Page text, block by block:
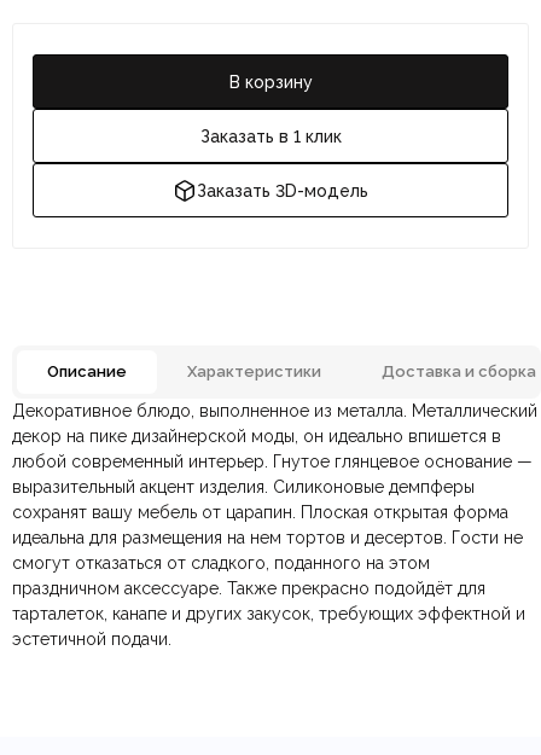
В корзину
Заказать в 1 клик
Заказать 3D-модель
Описание Характеристики Доставка и сборка
Декоративное блюдо, выполненное из металла. Металлический
декор на пике дизайнерской моды, он идеально впишется в
любой современный интерьер. Гнутое глянцевое основание —
выразительный акцент изделия. Силиконовые демпферы
сохранят вашу мебель от царапин. Плоская открытая форма
идеальна для размещения на нем тортов и десертов. Гости не
смогут отказаться от сладкого, поданного на этом
праздничном аксессуаре. Также прекрасно подойдёт для
тарталеток, канапе и других закусок, требующих эффектной и
эстетичной подачи.
Размеры ШxГxВ 320х320х70мм.
Страна производитель Китай
Материал
Серебро
По всей России: отправляем через транспортную
компаниюСДЭК . Срок доставки —до 7 дней.
По Москве и Санкт-Петербургу: быстрая
Яндекс.Доставка— доставка в день заказа.
Оплата в салоне-магазине— наличными или картой
при самовывозе.
Безналичная оплата по счёту— для юридических и
физических лиц.
Онлайн оплата картой— быстрая и безопасная через
сайт.
Отзывов ещё нет. Напишите первым.
Ваша общая оценка
Заголовок вашего отзыва